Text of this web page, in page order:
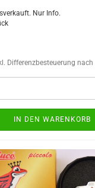
Nur Info.
Differenzbesteuerung nach
IN DEN WARENKORB